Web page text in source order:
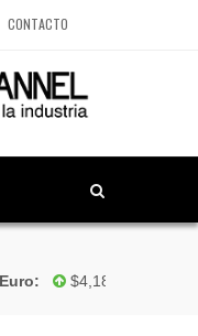
CONTACTO
$4,181.96 —